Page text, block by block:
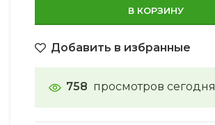
В КОРЗИНУ
Добавить в избранные
758 просмотров сегодня